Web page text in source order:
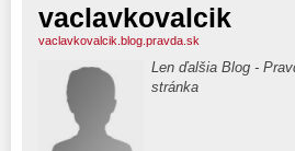
vaclavkovalcik
vaclavkovalcik.blog.pravda.sk
Len ďalšia Blog -
stránka